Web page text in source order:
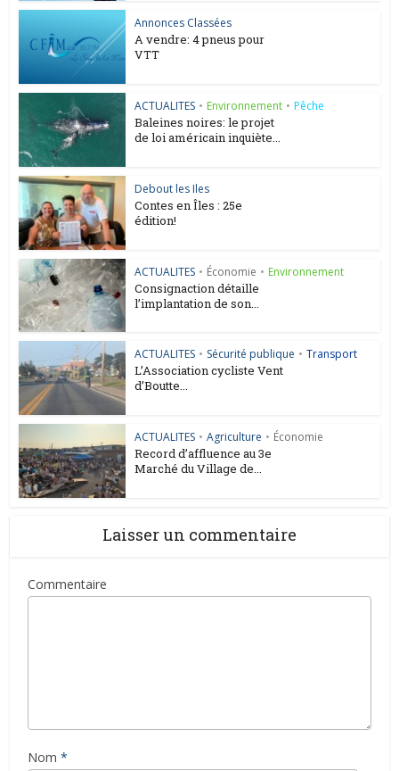
Annonces Classées
A vendre: 4 pneus pour
VTT
ACTUALITES • Environnement • Pêche
Baleines noires: le projet
de loi américain inquiète...
Debout les Iles
Contes en Îles : 25e
édition!
ACTUALITES • Économie • Environnement
Consignaction détaille
l’implantation de son...
ACTUALITES • Sécurité publique • Transport
L’Association cycliste Vent
d’Boutte...
ACTUALITES • Agriculture • Économie
Record d’affluence au 3e
Marché du Village de...
Laisser un commentaire
Commentaire
Nom *